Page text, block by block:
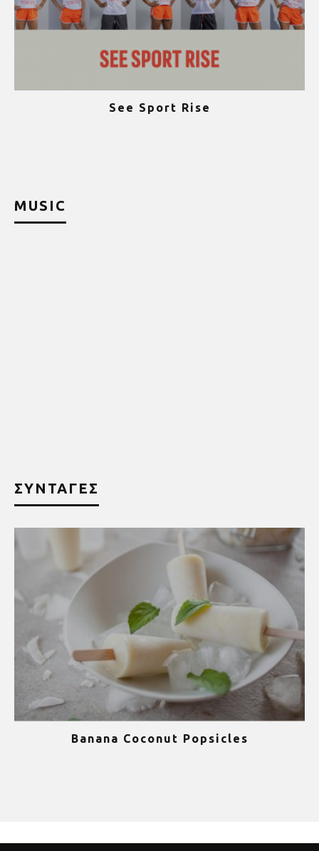
See Sport Rise
MUSIC
ΣΥΝΤΑΓΕΣ
Banana Coconut Popsicles